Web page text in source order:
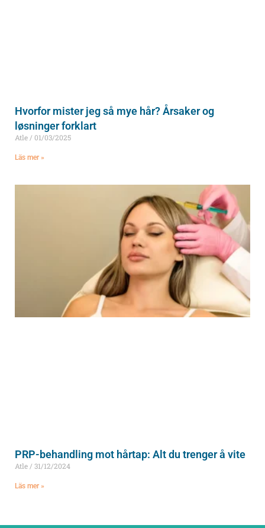
Hvorfor mister jeg så mye hår? Årsaker og
løsninger forklart
Atle 01/03/2025
Läs mer »
PRP-behandling mot hårtap: Alt du trenger å vite
Atle 31/12/2024
Läs mer »